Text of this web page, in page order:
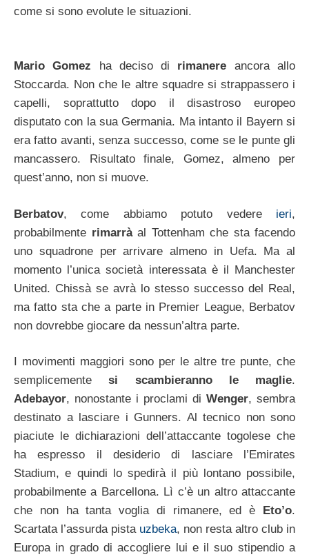
come si sono evolute le situazioni.
Mario Gomez ha deciso di rimanere ancora allo
Stoccarda. Non che le altre squadre si strappassero i
capelli, soprattutto dopo il disastroso europeo
disputato con la sua Germania. Ma intanto il Bayern si
era fatto avanti, senza successo, come se le punte gli
mancassero. Risultato finale, Gomez, almeno per
quest’anno, non si muove.
Berbatov, come abbiamo potuto vedere ieri,
probabilmente rimarrà al Tottenham che sta facendo
uno squadrone per arrivare almeno in Uefa. Ma al
momento l’unica società interessata è il Manchester
United. Chissà se avrà lo stesso successo del Real,
ma fatto sta che a parte in Premier League, Berbatov
non dovrebbe giocare da nessun’altra parte.
I movimenti maggiori sono per le altre tre punte, che
semplicementesi scambieranno le maglie.
Adebayor, nonostante i proclami di Wenger, sembra
destinato a lasciare i Gunners. Al tecnico non sono
piaciute le dichiarazioni dell’attaccante togolese che
ha espresso il desiderio di lasciare l’Emirates
Stadium, e quindi lo spedirà il più lontano possibile,
probabilmente a Barcellona. Lì c’è un altro attaccante
che non ha tanta voglia di rimanere, ed è Eto’o.
Scartata l’assurda pista uzbeka, non resta altro club in
Europa in grado di accogliere lui e il suo stipendio a